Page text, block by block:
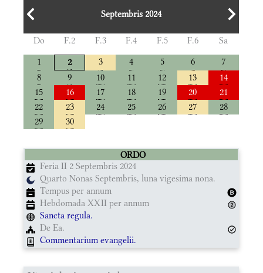
Septembris 2024
Do F.2 F.3 F.4 F.5 F.6
Sa
1
2 3 4 5 6
7
8
9 10 11 12 13
14
15
16 17 18 19 20
21
22
23 24 25 26 27
28
29
30
ORDO
Feria II 2 Septembris 2024
Quarto Nonas Septembris, luna vigesima nona.
Tempus per annum
Hebdomada XXII per annum
Sancta regula.
De Ea.
Commentarium evangelii.